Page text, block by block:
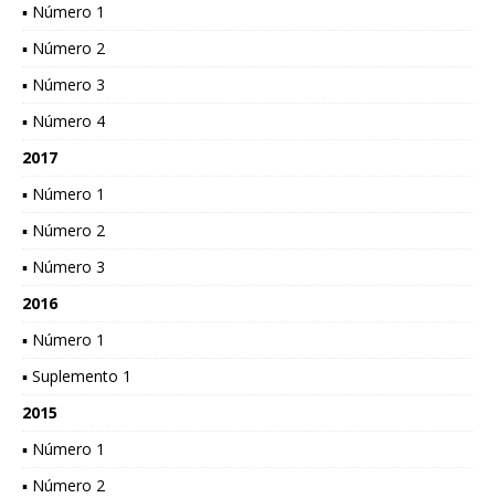
▪ Número 1
▪ Número 2
▪ Número 3
▪ Número 4
2017
▪ Número 1
▪ Número 2
▪ Número 3
2016
▪ Número 1
▪ Suplemento 1
2015
▪ Número 1
▪ Número 2